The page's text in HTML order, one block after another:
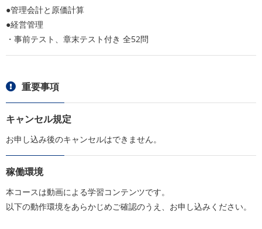
●管理会計と原価計算
●経営管理
・事前テスト、章末テスト付き 全52問
重要事項
キャンセル規定
お申し込み後のキャンセルはできません。
稼働環境
本コースは動画による学習コンテンツです。
以下の動作環境をあらかじめご確認のうえ、お申し込みください。